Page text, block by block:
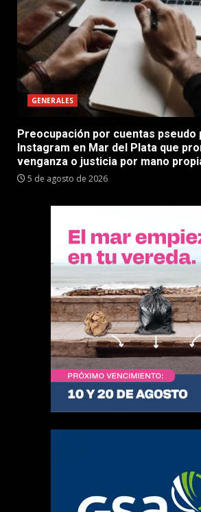
GENERALES
Preocupación por cuentas pseudo
Instagram en Mar del Plata que
venganza o justicia por mano
5 de agosto de 2026